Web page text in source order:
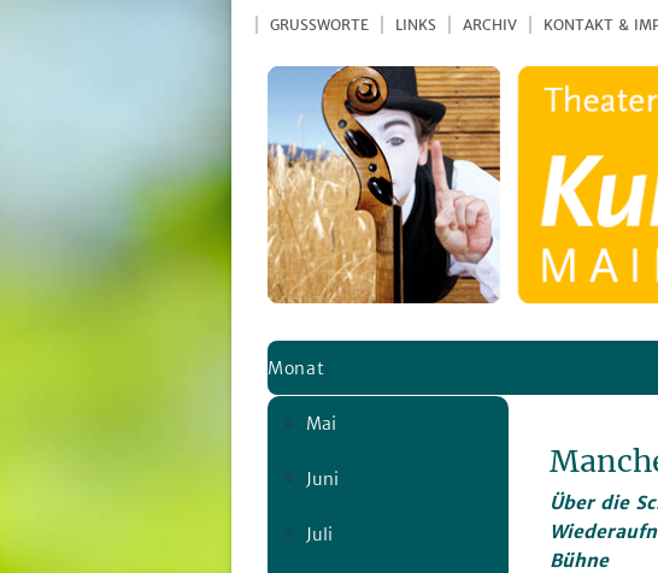
GRUSSWORTE LINKS ARCHIV KONTAKT &
Monat
Mai
Juni
Juli
Über die
Bühne